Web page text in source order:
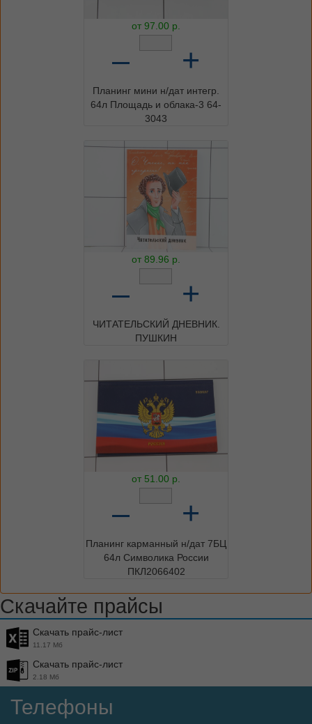
от 97.00 р.
– +
Планинг мини н/дат интегр.
64л Площадь и облака-3 64-
3043
от 89.96 р.
– +
ЧИТАТЕЛЬСКИЙ ДНЕВНИК.
ПУШКИН
от 51.00 р.
– +
Планинг карманный н/дат 7БЦ
64л Символика России
ПКЛ2066402
Скачайте прайсы
Скачать прайс-лист
11.17 Мб
Скачать прайс-лист
2.18 Мб
Телефоны